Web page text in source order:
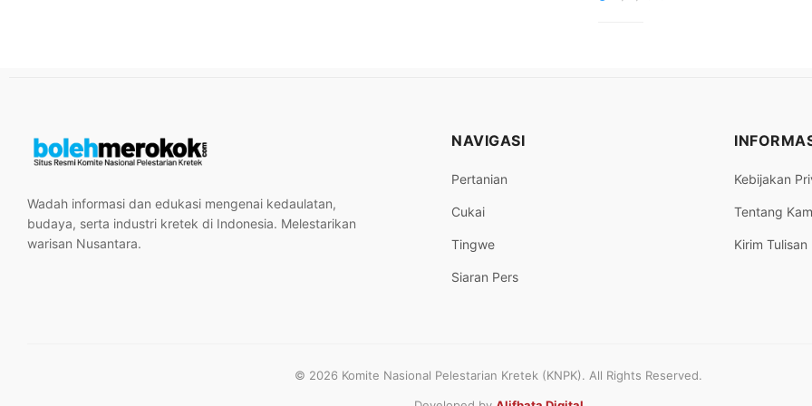
Wadah informasi dan edukasi mengenai kedaulatan,
budaya, serta industri kretek di Indonesia. Melestarikan
warisan Nusantara.
NAVIGASI
Pertanian
Cukai
Tingwe
Siaran Pers
Kebijakan
Tentang
Kirim Tulisan
© 2026 Komite Nasional Pelestarian Kretek (KNPK). All Rights Reserved.